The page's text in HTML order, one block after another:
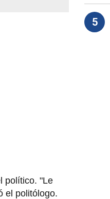
político. "Le
el politólogo.
5